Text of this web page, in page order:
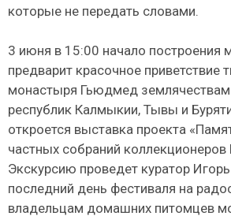
которые не передать словами.
3 июня в 15:00 начало построения
предварит красочное приветствие
монастыря Гьюдмед
республик Калмыкии, Тывы и
откроется выставка проекта
частных собраний коллекционеров
Экскурсию проведет куратор
последний день фестиваля на
владельцам домашних питомцев